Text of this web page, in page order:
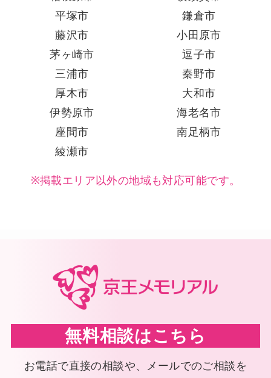
平塚市
鎌倉市
藤沢市
小田原市
茅ヶ崎市
逗子市
三浦市
秦野市
厚木市
大和市
伊勢原市
海老名市
座間市
南足柄市
綾瀬市
※掲載エリア以外の地域も対応可能です。
無料相談はこちら
お電話で直接の相談や、メールでのご相談を